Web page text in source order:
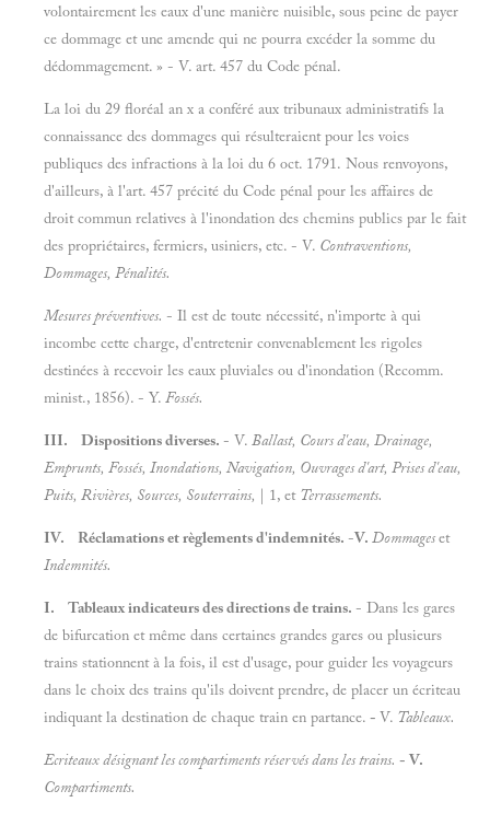
volontairement les eaux d'une manière nuisible, sous peine de payer
ce dommage et une amende qui ne pourra excéder la somme du
dédommagement. » - V. art. 457 du Code pénal.
La loi du 29 floréal an x a conféré aux tribunaux administratifs la
connaissance des dommages qui résulteraient pour les voies
publiques des infractions à la loi du 6 oct. 1791. Nous renvoyons,
d'ailleurs, à l'art. 457 précité du Code pénal pour les affaires de
droit commun relatives à l'inondation des chemins publics par le fait
des propriétaires, fermiers, usiniers, etc. - V. Contraventions,
Dommages, Pénalités.
Mesures préventives. - Il est de toute nécessité, n'importe à qui
incombe cette charge, d'entretenir convenablement les rigoles
destinées à recevoir les eaux pluviales ou d'inondation (Recomm.
minist., 1856). - Y. Fossés.
III. Dispositions diverses. - V. Ballast, Cours d'eau, Drainage,
Emprunts, Fossés, Inondations, Navigation, Ouvrages d'art, Prises d'eau,
Puits, Rivières, Sources, Souterrains, | 1, et Terrassements.
IV. Réclamations et règlements d'indemnités. -V. Dommageset
Indemnités.
I. Tableaux indicateurs des directions de trains. - Dans les gares
de bifurcation et même dans certaines grandes gares ou plusieurs
trains stationnent à la fois, il est d'usage, pour guider les voyageurs
dans le choix des trains qu'ils doivent prendre, de placer un écriteau
indiquant la destination de chaque train en partance. - V. Tableaux.
Ecriteaux désignant les compartiments réservés dans les trains. - V.
Compartiments.